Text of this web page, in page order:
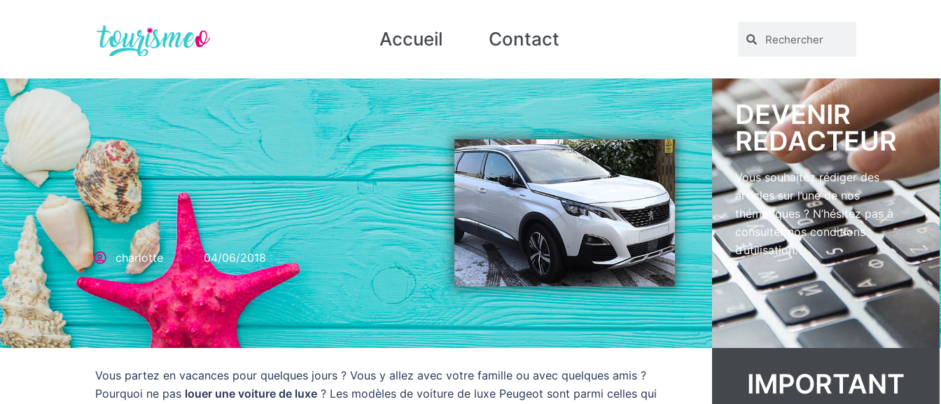
Accueil Contact
charlotte 04/06/2018
DEVENIR
REDACTEUR
Vous souhaitez rédiger des
articles sur l’une de nos
thématiques ? N’hésitez pas à
consulter nos conditions
d’utilisation.
Vous partez en vacances pour quelques jours ? Vous y allez avec votre famille ou avec quelques amis ?
Pourquoi ne pas louer une voiture de luxe ? Les modèles de voiture de luxe Peugeot sont parmi celles qui
IMPORTANT